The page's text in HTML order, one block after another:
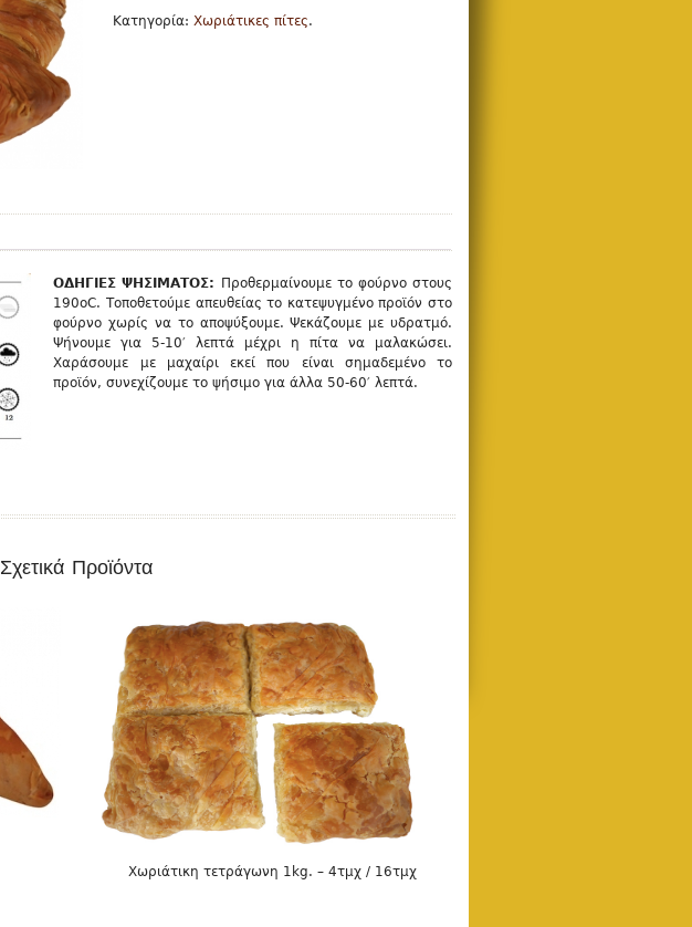
Κατηγορία:Χωριάτικες πίτες.
OΔΗΓΙΕΣ ΨΗΣΙΜΑΤΟΣ: Προθερμαίνουμε το φούρνο στους
190οC. Τοποθετούμε απευθείας το κατεψυγμένο προϊόν στο
φούρνο χωρίς να το αποψύξουμε. Ψεκάζουμε με υδρατμό.
Ψήνουμε για 5-10′ λεπτά μέχρι η πίτα να μαλακώσει.
Χαράσουμε με μαχαίρι εκεί που είναι σημαδεμένο το
προϊόν, συνεχίζουμε το ψήσιμο για άλλα 50-60′ λεπτά.
Σχετικά Προϊόντα
DETAILS
Χωριάτικη τετράγωνη 1kg. – 4τμχ / 16τμχ